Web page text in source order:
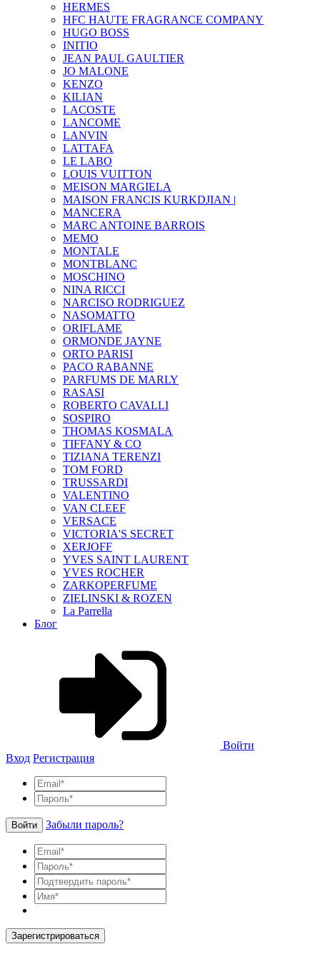
HERMES
HFC HAUTE FRAGRANCE COMPANY
HUGO BOSS
INITIO
JEAN PAUL GAULTIER
JO MALONE
KENZO
KILIAN
LACOSTE
LANCOME
LANVIN
LATTAFA
LE LABO
LOUIS VUITTON
MEISON MARGIELA
MAISON FRANCIS KURKDJIAN |
MANCERA
MARC ANTOINE BARROIS
MEMO
MONTALE
MONTBLANC
MOSCHINO
NINA RICCI
NARCISO RODRIGUEZ
NASOMATTO
ORIFLAME
ORMONDE JAYNE
ORTO PARISI
PACO RABANNE
PARFUMS DE MARLY
RASASI
ROBERTO CAVALLI
SOSPIRO
THOMAS KOSMALA
TIFFANY & CO
TIZIANA TERENZI
TOM FORD
TRUSSARDI
VALENTINO
VAN CLEEF
VERSACE
VICTORIA'S SECRET
XERJOFF
YVES SAINT LAURENT
YVES ROCHER
ZARKOPERFUME
ZIELINSKI & ROZEN
La Parrella
Блог
Войти
Вход Регистрация
Войти Забыли пароль?
Зарегистрироваться